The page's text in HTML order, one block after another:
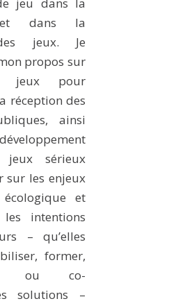
et dans la
jeux. Je
propos sur
jeux pour
réception des
ainsi
jeux sérieux
sur les enjeux
et
intentions
– qu’elles
former,
ou co-
solutions –